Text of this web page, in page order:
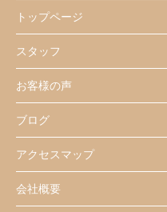
トップページ
スタッフ
お客様の声
ブログ
アクセスマップ
会社概要